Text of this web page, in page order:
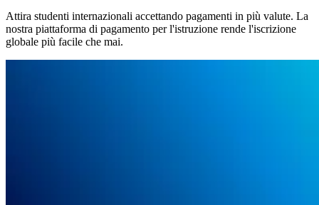
Attira studenti internazionali accettando pagamenti in più valute. La
nostra piattaforma di pagamento per l'istruzione rende l'iscrizione
globale più facile che mai.